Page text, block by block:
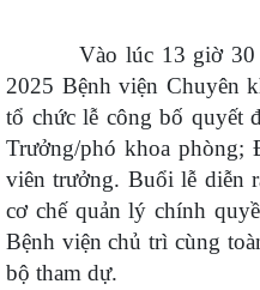
Vào lúc 13 giờ 30
2025 Bệnh viện Chuyên
tổ chức lễ công bố quyết
Trưởng/phó khoa phòng;
viên trưởng. Buổi lễ diễn
cơ chế quản lý chính
Bệnh viện chủ trì cùng
bộ tham dự.